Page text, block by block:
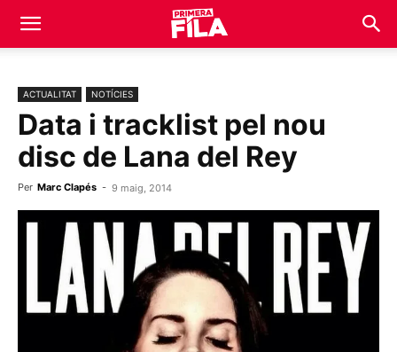
ACTUALITAT NOTÍCIES
Data i tracklist pel nou
disc de Lana del Rey
Per Marc Clapés - 9 maig, 2014